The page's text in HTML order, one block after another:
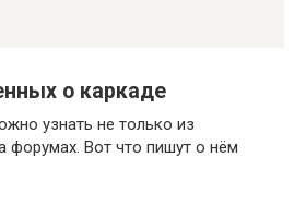
о каркаде
узнать не только из
форумах. Вот что пишут о нём